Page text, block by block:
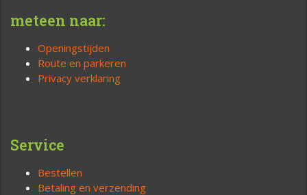
meteen naar:
Openingstijden
Route en parkeren
Privacy verklaring
Service
Bestellen
Betaling en verzending